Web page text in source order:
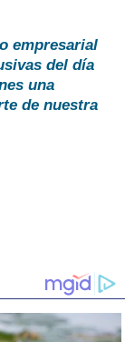
empresarial
del día
una
de nuestra